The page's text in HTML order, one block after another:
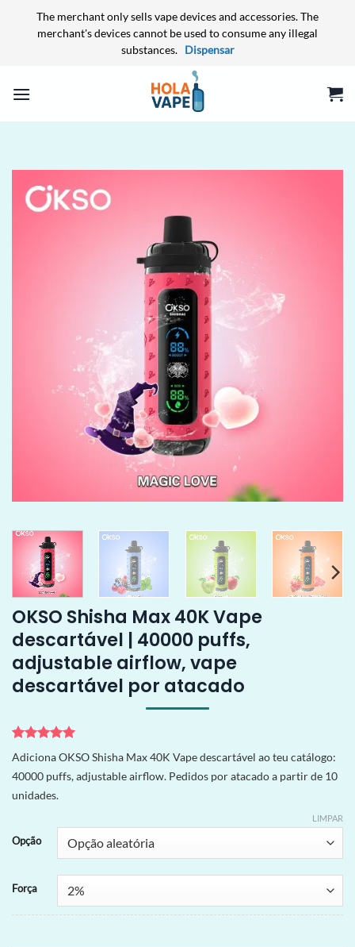
The merchant only sells vape devices and accessories. The
merchant's devices cannot be used to consume any illegal
substances. Dispensar
OKSO Shisha Max 40K Vape
descartável | 40000 puffs,
adjustable airflow, vape
descartável por atacado
Avaliado
como5de
5, com
baseado em
1
avaliação
Adiciona OKSO Shisha Max 40K Vape descartável ao teu catálogo:
40000 puffs, adjustable airflow. Pedidos por atacado a partir de 10
unidades.
Opção
Força
LIMPAR